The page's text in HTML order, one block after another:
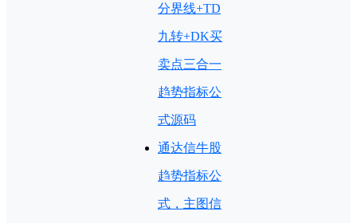
分界线+TD
九转+DK买
卖点三合一
趋势指标公
式源码
通达信牛股
趋势指标公
式，主图信